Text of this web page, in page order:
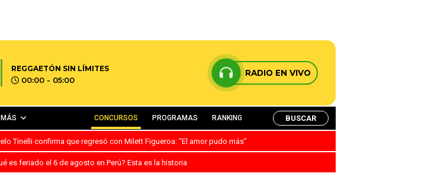
REGGAETÓN SIN LÍMITES
00:00 - 05:00
RADIO EN VIVO
MÁS CONCURSOS PROGRAMAS RANKING BUSCAR
Tinelli confirma que regresó con Milett Figueroa: “El amor pudo más”
es feriado el 6 de agosto en Perú? Esta es la historia